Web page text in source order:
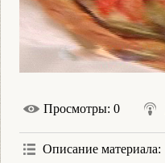
Просмотры: 0
Описание материала: